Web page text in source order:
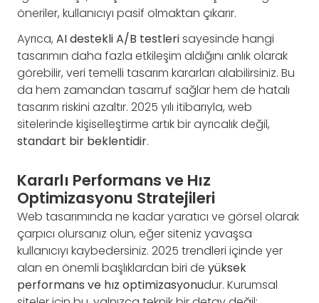
öneriler, kullanıcıyı pasif olmaktan çıkarır.
Ayrıca, AI destekli A/B testlerisayesinde hangi
tasarımın daha fazla etkileşim aldığını anlık olarak
görebilir, veri temelli tasarım kararları alabilirsiniz. Bu
da hem zamandan tasarruf sağlar hem de hatalı
tasarım riskini azaltır. 2025 yılı itibarıyla, web
sitelerinde kişiselleştirme artık bir ayrıcalık değil,
standart bir beklentidir.
Kararlı Performans ve Hız
Optimizasyonu Stratejileri
Web tasarımında ne kadar yaratıcı ve görsel olarak
çarpıcı olursanız olun, eğer siteniz yavaşsa
kullanıcıyı kaybedersiniz. 2025 trendleri içinde yer
alan en önemli başlıklardan biri de yüksek
performans ve hız optimizasyonudur. Kurumsal